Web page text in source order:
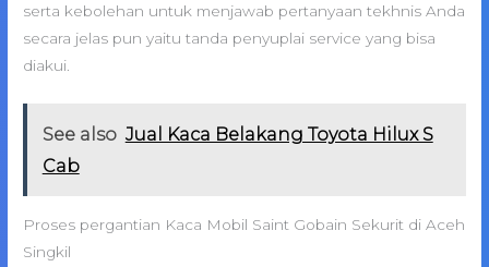
serta kebolehan untuk menjawab pertanyaan tekhnis Anda
secara jelas pun yaitu tanda penyuplai service yang bisa
diakui.
See also Jual Kaca Belakang Toyota Hilux S
Cab
Proses pergantian Kaca Mobil Saint Gobain Sekurit di Aceh
Singkil